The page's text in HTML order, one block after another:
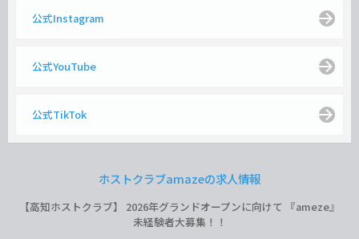
公式Instagram
公式YouTube
公式TikTok
ホストクラブamazeの求人情報
【高知ホストクラブ】 2026年グランドオープンに向けて 『ameze』
未経験者大募集！！